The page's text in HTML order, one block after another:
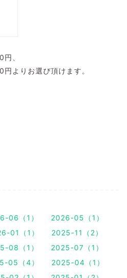
、
よりお選び頂けます。
06（1）
2026-05（1）
01（1）
2025-11（2）
08（1）
2025-07（1）
05（4）
2025-04（1）